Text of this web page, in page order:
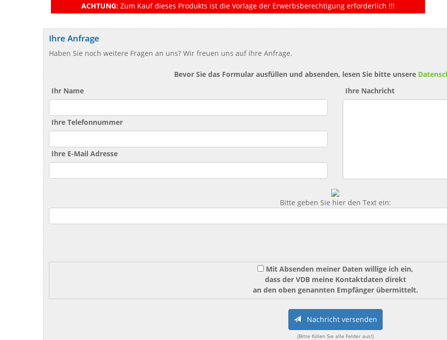
ACHTUNG: Zum Kauf dieses Produkts ist die Vorlage der Erwerbsberechtigung erforderlich !!!
Ihre Anfrage
Haben Sie noch weitere Fragen an uns? Wir freuen uns auf ihre Anfrage.
Bevor Sie das Formular ausfüllen und absenden, lesen Sie bitte unsere
Ihr Name
Ihre Telefonnummer
Ihre E-Mail Adresse
Ihre Nachricht
Bitte geben Sie hier den Text ein:
Mit Absenden meiner Daten willige ich ein,
dass der VDB meine Kontaktdaten direkt
an den oben genannten Empfänger übermittelt.
Nachricht versenden
(Bitte füllen Sie alle Felder aus!)